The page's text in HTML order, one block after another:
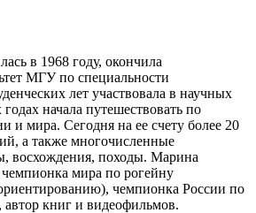
в 1968 году, окончила
МГУ по специальности
лет участвовала в научных
начала путешествовать по
и мира. Сегодня на ее счету более 20
а также многочисленные
восхождения, походы. Марина
чемпионка мира по рогейну
чемпионка России по
автор книг и видеофильмов.